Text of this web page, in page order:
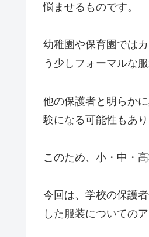
悩ませるものです。
幼稚園や保育園では
う少しフォーマルな
他の保護者と明らか
験になる可能性もあり
このため、小・中・
今回は、学校の保護
した服装についての